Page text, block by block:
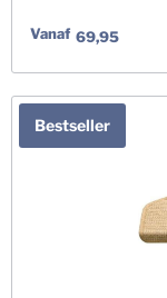
Vanaf 69,95
Bestseller